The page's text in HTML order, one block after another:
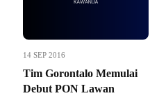
14 SEP 2016
Tim Gorontalo Memulai
Debut PON Lawan